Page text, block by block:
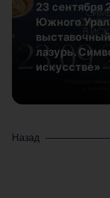
23 сентября
Южного
лазурь.
искусстве»
Назад